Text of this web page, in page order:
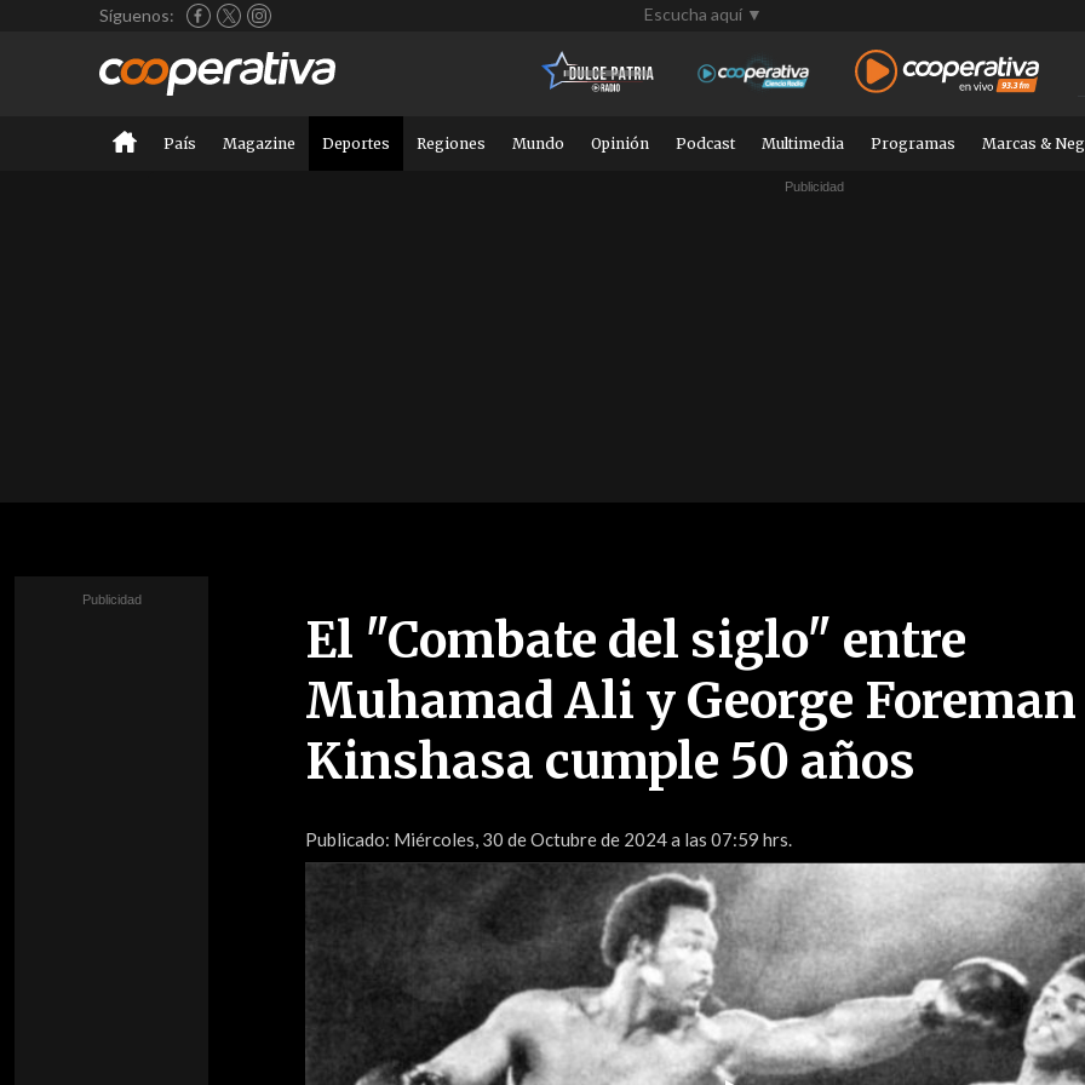
Síguenos: Escucha aquí ▼
País Magazine Deportes Regiones Mundo Opinión Podcast Multimedia Programas Marcas &
El "Combate del siglo" entre
Muhamad Ali y George Foreman
Kinshasa cumple 50 años
Publicado: Miércoles, 30 de Octubre de 2024 a las 07:59 hrs.